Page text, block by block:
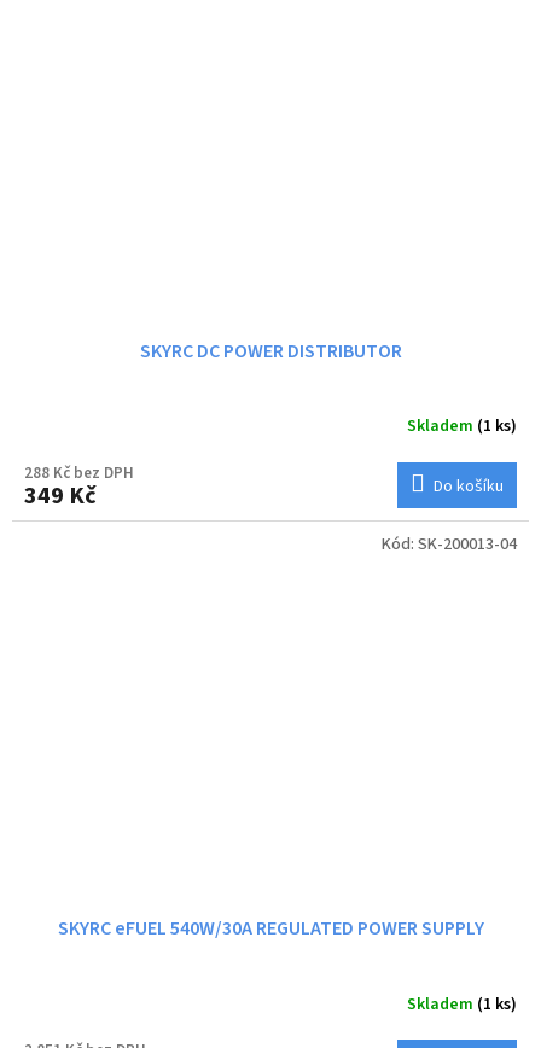
SKYRC DC POWER DISTRIBUTOR
Skladem (1 ks)
288 Kč bez DPH
349 Kč Do košíku
SKYRC eFUEL 540W/30A REGULATED POWER SUPPLY
Skladem (1 ks)
Kód: SK-200013-04